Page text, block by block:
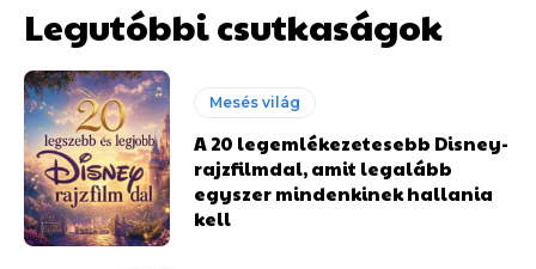
Legutóbbi csutkaságok
Mesés világ
A 20 legemlékezetesebb Disney-
rajzfilmdal, amit legalább
egyszer mindenkinek hallania
kell